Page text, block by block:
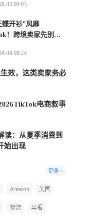
03 09:03
蝶开衫”风靡
！跨境卖家先别急
04 08:24
效，这类卖家务必
电商叙事
读：从夏季消费到
始出现
更多
Amazon 美国
物流 早报